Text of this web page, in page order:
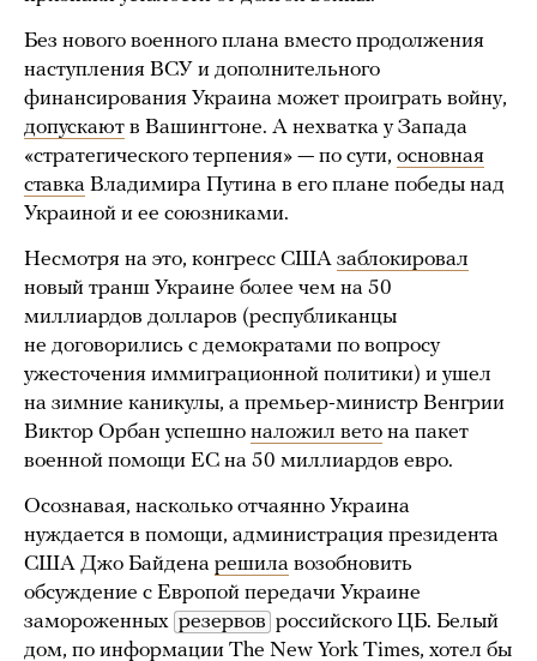
Без нового военного плана вместо продолжения
наступления ВСУ и дополнительного
финансирования Украина может проиграть войну,
допускают в Вашингтоне. А нехватка у Запада
«стратегического терпения» — по сути, основная
ставка Владимира Путина в его плане победы над
Украиной и ее союзниками.
Несмотря на это, конгресс США заблокировал
новый транш Украине более чем на 50
миллиардов долларов (республиканцы
не договорились с демократами по вопросу
ужесточения иммиграционной политики) и ушел
на зимние каникулы, а премьер-министр Венгрии
Виктор Орбан успешно наложил вето на пакет
военной помощи ЕС на 50 миллиардов евро.
Осознавая, насколько отчаянно Украина
нуждается в помощи, администрация президента
США Джо Байдена решила возобновить
обсуждение с Европой передачи Украине
замороженных резервов российского ЦБ. Белый
дом, по информации The New York Times, хотел бы